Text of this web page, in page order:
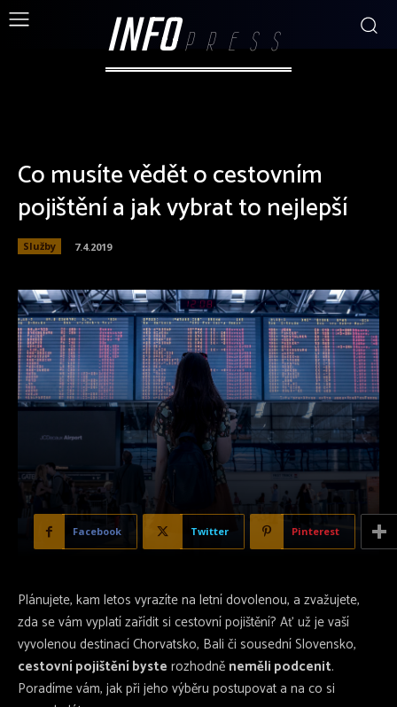
INFO PRESS
Co musíte vědět o cestovním
pojištění a jak vybrat to nejlepší
Služby 7.4.2019
Facebook Twitter Pinterest
Plánujete, kam letos vyrazíte na letní dovolenou, a zvažujete,
zda se vám vyplatí zařídit si cestovní pojištění? Ať už je vaší
vyvolenou destinací Chorvatsko, Bali či sousední Slovensko,
cestovní pojištění byste rozhodně neměli podcenit.
Poradíme vám, jak při jeho výběru postupovat a na co si